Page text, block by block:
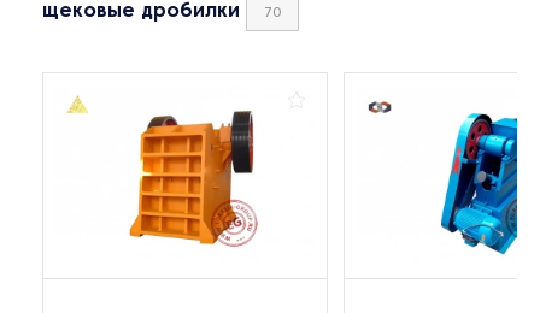
щековые дробилки 70